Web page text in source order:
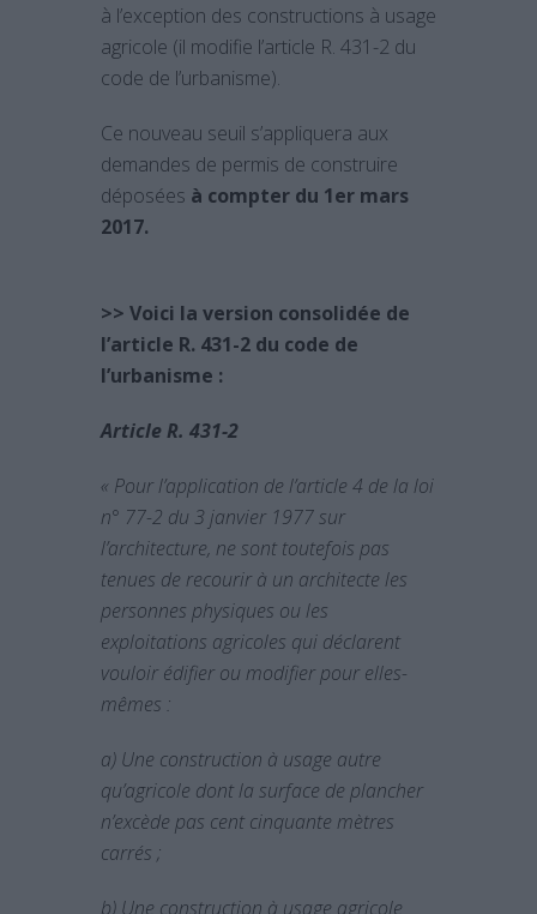
à l’exception des constructions à usage
agricole (il modifie l’article R. 431-2 du
code de l’urbanisme).
Ce nouveau seuil s’appliquera aux
demandes de permis de construire
déposées à compter du 1er mars
2017.
>> Voici la version consolidée de
l’article R. 431-2 du code de
l’urbanisme :
Article R. 431-2
« Pour l’application de l’article 4 de la loi
n° 77-2 du 3 janvier 1977 sur
l’architecture, ne sont toutefois pas
tenues de recourir à un architecte les
personnes physiques ou les
exploitations agricoles qui déclarent
vouloir édifier ou modifier pour elles-
mêmes :
a) Une construction à usage autre
qu’agricole dont la surface de plancher
n’excède pas cent cinquante mètres
carrés ;
b) Une construction à usage agricole